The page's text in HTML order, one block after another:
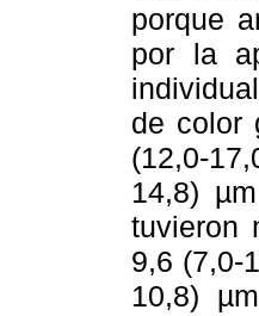
porque
por la
de color
(12,0-
14,8)
tuvieron
9,6 (7,0-
10,8)